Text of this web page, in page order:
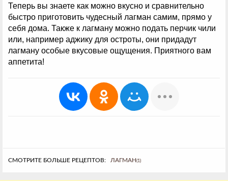
Теперь вы знаете как можно вкусно и сравнительно
быстро приготовить чудесный лагман самим, прямо у
себя дома. Также к лагману можно подать перчик чили
или, например аджику для остроты, они придадут
лагману особые вкусовые ощущения. Приятного вам
аппетита!
СМОТРИТЕ БОЛЬШЕ РЕЦЕПТОВ: ЛАГМАН (1)